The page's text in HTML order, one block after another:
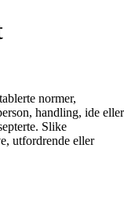
normer,
handling, ide eller
Slike
utfordrende eller